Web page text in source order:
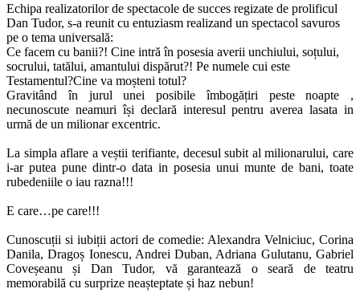
Echipa realizatorilor de spectacole de succes regizate de prolificul
Dan Tudor, s-a reunit cu entuziasm realizand un spectacol savuros
pe o tema universală:
Ce facem cu banii?! Cine intră în posesia averii unchiului, soțului,
socrului, tatălui, amantului dispărut?! Pe numele cui este
Testamentul?Cine va moșteni totul?
Gravitând în jurul unei posibile îmbogățiri peste noapte ,
necunoscute neamuri își declară interesul pentru averea lasata in
urmă de un milionar excentric.
La simpla aflare a veștii terifiante, decesul subit al milionarului, care
i-ar putea pune dintr-o data in posesia unui munte de bani, toate
rubedeniile o iau razna!!!
E care…pe care!!!
Cunoscuții si iubiții actori de comedie: Alexandra Velniciuc, Corina
Danila, Dragoș Ionescu, Andrei Duban, Adriana Gulutanu, Gabriel
Coveșeanu și Dan Tudor, vă garantează o seară de teatru
memorabilă cu surprize neașteptate și haz nebun!